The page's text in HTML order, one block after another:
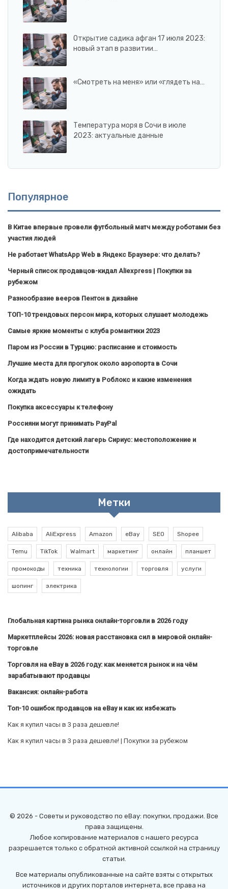
Открытие садика афган 17 июля 2023:
новый этап в развитии…
«Смотреть на меня» или «глядеть на…
Температура моря в Сочи в июле
2023: актуальные данные
Популярное
В Китае впервые провели футбольный матч между роботами без
участия людей
Не работает WhatsApp Web в Яндекс Браузере: что делать?
Черный список продавцов-кидал Aliexpress | Покупки за
рубежом
Разнообразие вееров Пентон в дизайне
ТОП-10 трендовых персон мира, которых слушает молодежь
Самые яркие моменты с клуба романтики 2023
Паром из России в Турцию: расписание и стоимость
Лучшие места для прогулок около аэропорта в Сочи
Когда ждать новую лимиту в Роблокс и какие изменения
ожидать
Покупка аксессуары к телефону
Россияни могут принимать PayPal
Где находится детский лагерь Сириус: местоположение и
достопримечательности
Метки
Alibaba AliExpress Amazon eBay SEO Shopee
Temu TikTok Walmart маркетинг онлайн планшет
промокоды техника технологии торговля услуги
шопинг электрика
Глобальная картина рынка онлайн-торговли в 2026 году
Маркетплейсы 2026: новая расстановка сил в мировой онлайн-
торговле
Торговля на eBay в 2026 году: как меняется рынок и на чём
зарабатывают продавцы
Вакансия: онлайн-работа
Топ-10 ошибок продавцов на eBay и как их избежать
Как я купил часы в 3 раза дешевле!
Как я купил часы в 3 раза дешевле! | Покупки за рубежом
© 2026 - Советы и руководство по eBay: покупки, продажи. Все
права защищены.
Любое копирование материалов с нашего ресурса
разрешается только с обратной активной ссылкой на страницу
статьи.
Все материалы опубликованные на сайте взяты с открытых
источников и других порталов интернета, все права на